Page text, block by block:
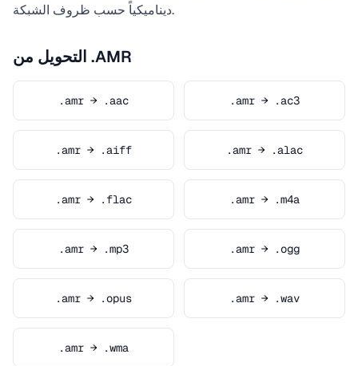
ديناميكياً حسب ظروف الشبكة.
التحويل من .AMR
.amr → .aac .amr → .ac3
.amr → .aiff .amr → .alac
.amr → .flac .amr → .m4a
.amr → .mp3 .amr → .ogg
.amr → .opus .amr → .wav
.amr → .wma